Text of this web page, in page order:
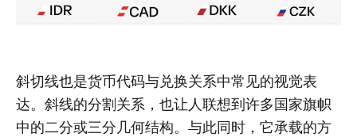
斜切线也是货币代码与兑换关系中常见的视觉表
达。斜线的分割关系，也让人联想到许多国家旗帜
中的二分或三分几何结构。与此同时，它承载的方